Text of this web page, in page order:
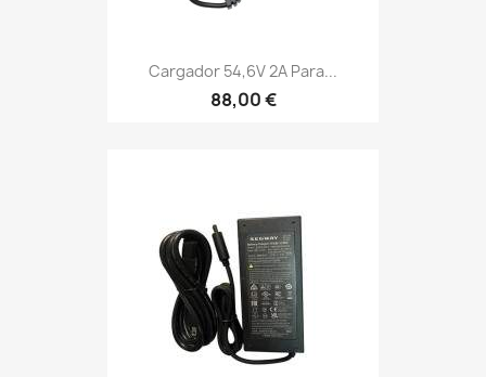
Cargador 54,6V 2A Para...
88,00 €